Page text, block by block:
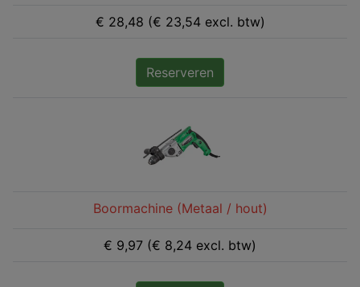
€ 28,48 (€ 23,54 excl. btw)
Reserveren
Boormachine (Metaal / hout)
€ 9,97 (€ 8,24 excl. btw)